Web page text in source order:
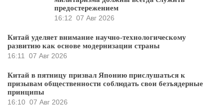
предостережением
16:12 07 Авг 2026
Китай уделяет внимание научно-технологическому
развитию как основе модернизации страны
16:11
07 Авг 2026
Китай в пятницу призвал Японию прислушаться к
призывам общественности соблюдать свои безъядерные
принципы
16:10 07 Авг 2026